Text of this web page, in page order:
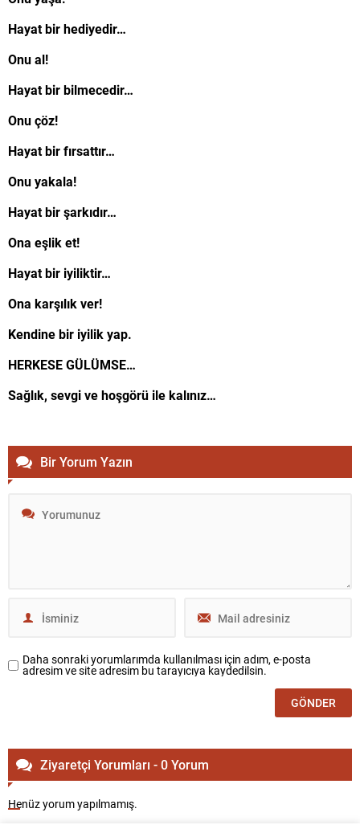
Hayat bir hediyedir…
Onu al!
Hayat bir bilmecedir…
Onu çöz!
Hayat bir fırsattır…
Onu yakala!
Hayat bir şarkıdır…
Ona eşlik et!
Hayat bir iyiliktir…
Ona karşılık ver!
Kendine bir iyilik yap.
HERKESE GÜLÜMSE…
Sağlık, sevgi ve hoşgörü ile kalınız…
Bir Yorum Yazın
Daha sonraki yorumlarımda kullanılması için adım, e-posta
adresim ve site adresim bu tarayıcıya kaydedilsin.
Ziyaretçi Yorumları - 0 Yorum
Henüz yorum yapılmamış.